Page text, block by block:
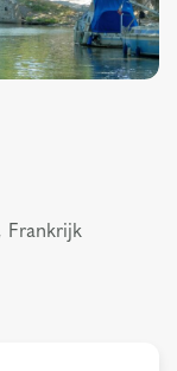
Frankrijk